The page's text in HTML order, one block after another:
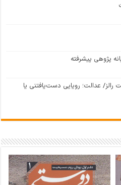
پژوهی پیشرفته
عدالت؛ رویایی دست‌یافتنی یا